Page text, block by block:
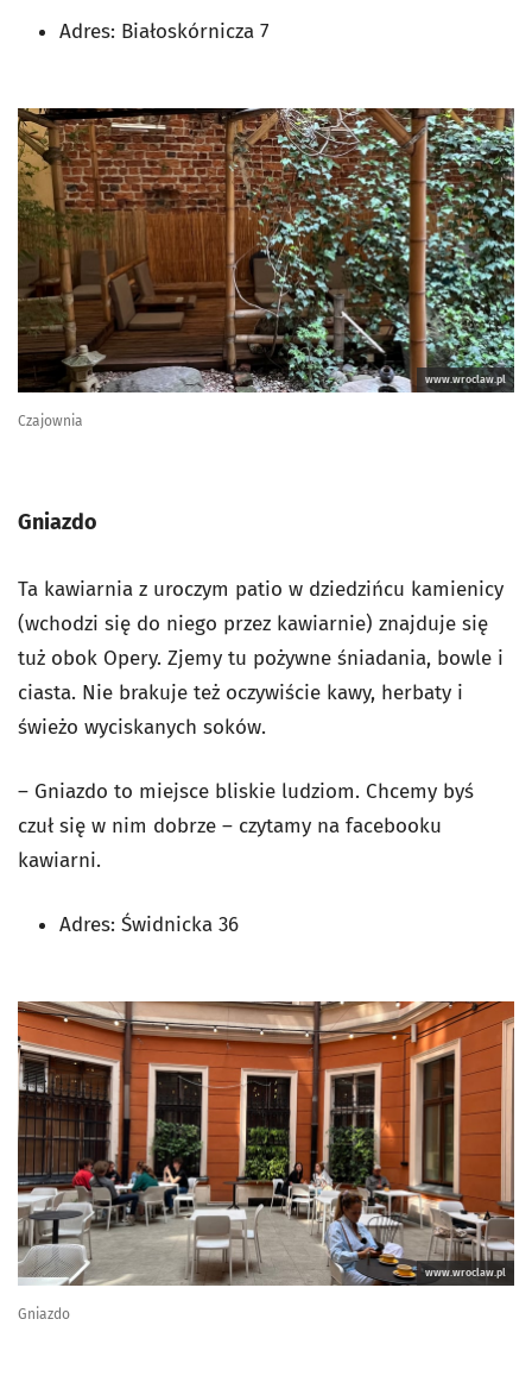
Adres: Białoskórnicza 7
www.wroclaw.pl
Czajownia
Gniazdo
Ta kawiarnia z uroczym patio w dziedzińcu kamienicy
(wchodzi się do niego przez kawiarnie) znajduje się
tuż obok Opery. Zjemy tu pożywne śniadania, bowle i
ciasta. Nie brakuje też oczywiście kawy, herbaty i
świeżo wyciskanych soków.
– Gniazdo to miejsce bliskie ludziom. Chcemy byś
czuł się w nim dobrze – czytamy na facebooku
kawiarni.
Adres: Świdnicka 36
www.wroclaw.pl
Gniazdo